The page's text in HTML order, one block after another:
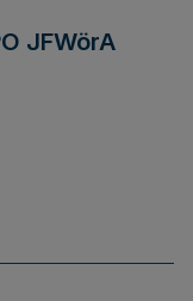
JFWörA